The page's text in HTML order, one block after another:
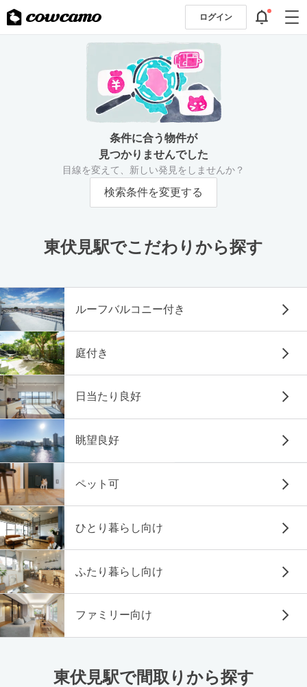
ログイン
条件に合う物件が
見つかりませんでした
目線を変えて、新しい発見をしませんか？
検索条件を変更する
東伏見駅でこだわりから探す
ルーフバルコニー付き
庭付き
日当たり良好
眺望良好
ペット可
ひとり暮らし向け
ふたり暮らし向け
ファミリー向け
東伏見駅で間取りから探す